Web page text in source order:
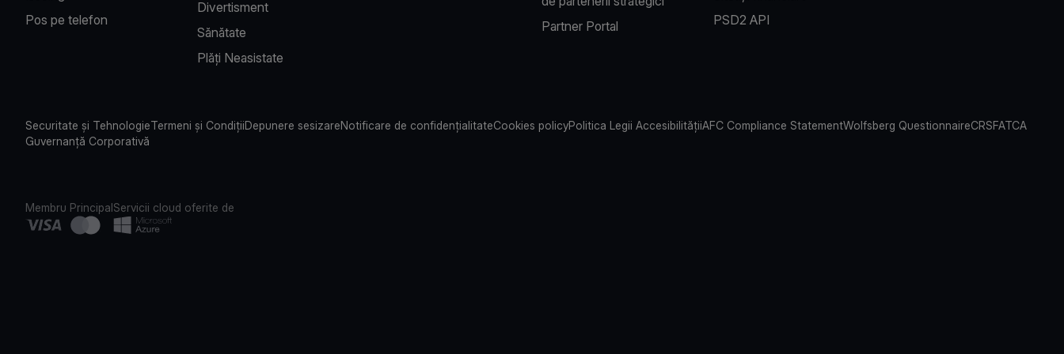
Pos pe telefon
Divertisment
Sănătate
Plăți Neasistate
Partner Portal
PSD2 API
Securitate și TehnologieTermeni și CondițiiDepunere sesizareNotificare de confidențialitateCookies policyPolitica Legii AccesibilitățiiAFC Compliance StatementWolfsberg QuestionnaireCRSFATCA
Guvernanță Corporativă
Membru PrincipalServicii cloud oferite de